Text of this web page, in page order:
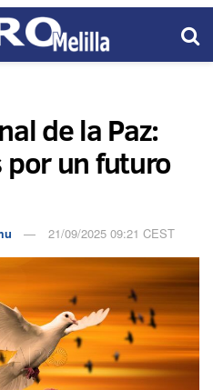
de la Paz:
por un futuro
21/09/2025 09:21 CEST